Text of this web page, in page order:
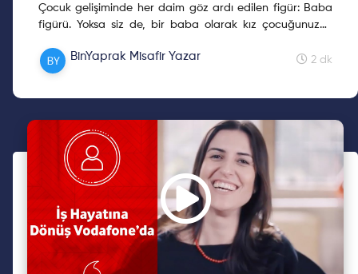
Çocuk gelişiminde her daim göz ardı edilen figür: Baba
figürü. Yoksa siz de, bir baba olarak kız çocuğunuzun
henüz farkında değil misiniz? O zaman buyurun, sizi
aşağıya davet ediyoruz.
BinYaprak Misafir Yazar 2 dk